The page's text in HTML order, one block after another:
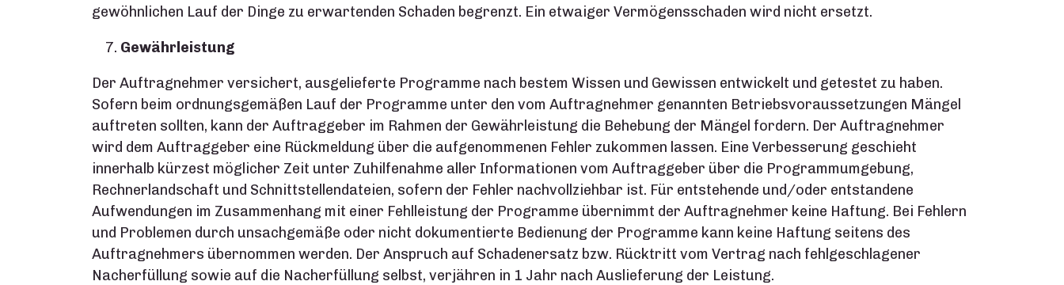
gewöhnlichen Lauf der Dinge zu erwartenden Schaden begrenzt. Ein etwaiger Vermögensschaden wird nicht ersetzt.
Gewährleistung
Der Auftragnehmer versichert, ausgelieferte Programme nach bestem Wissen und Gewissen entwickelt und getestet zu haben.
Sofern beim ordnungsgemäßen Lauf der Programme unter den vom Auftragnehmer genannten Betriebsvoraussetzungen Mängel
auftreten sollten, kann der Auftraggeber im Rahmen der Gewährleistung die Behebung der Mängel fordern. Der Auftragnehmer
wird dem Auftraggeber eine Rückmeldung über die aufgenommenen Fehler zukommen lassen. Eine Verbesserung geschieht
innerhalb kürzest möglicher Zeit unter Zuhilfenahme aller Informationen vom Auftraggeber über die Programmumgebung,
Rechnerlandschaft und Schnittstellendateien, sofern der Fehler nachvollziehbar ist. Für entstehende und/oder entstandene
Aufwendungen im Zusammenhang mit einer Fehlleistung der Programme übernimmt der Auftragnehmer keine Haftung. Bei Fehlern
und Problemen durch unsachgemäße oder nicht dokumentierte Bedienung der Programme kann keine Haftung seitens des
Auftragnehmers übernommen werden. Der Anspruch auf Schadenersatz bzw. Rücktritt vom Vertrag nach fehlgeschlagener
Nacherfüllung sowie auf die Nacherfüllung selbst, verjähren in 1 Jahr nach Auslieferung der Leistung.